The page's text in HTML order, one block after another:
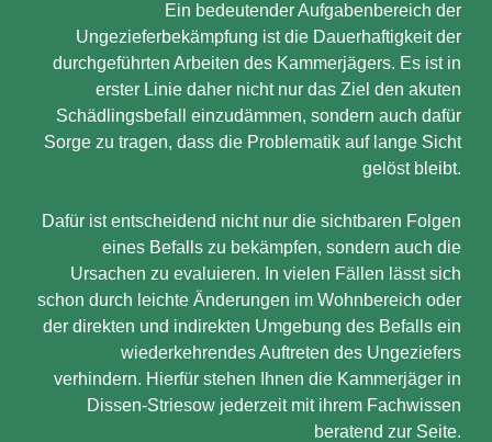
Ein bedeutender Aufgabenbereich der
Ungezieferbekämpfung ist die Dauerhaftigkeit der
durchgeführten Arbeiten des Kammerjägers. Es ist in
erster Linie daher nicht nur das Ziel den akuten
Schädlingsbefall einzudämmen, sondern auch dafür
Sorge zu tragen, dass die Problematik auf lange Sicht
gelöst bleibt.
Dafür ist entscheidend nicht nur die sichtbaren Folgen
eines Befalls zu bekämpfen, sondern auch die
Ursachen zu evaluieren. In vielen Fällen lässt sich
schon durch leichte Änderungen im Wohnbereich oder
der direkten und indirekten Umgebung des Befalls ein
wiederkehrendes Auftreten des Ungeziefers
verhindern. Hierfür stehen Ihnen die Kammerjäger in
Dissen-Striesow jederzeit mit ihrem Fachwissen
beratend zur Seite.